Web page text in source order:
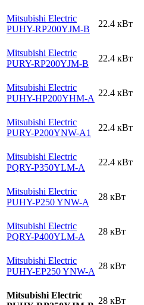
Mitsubishi Electric
PUHY-RP200YJM-B
22.4 кВт
Mitsubishi Electric
PURY-RP200YJM-B
22.4 кВт
Mitsubishi Electric
PUHY-HP200YHM-A
22.4 кВт
Mitsubishi Electric
PURY-P200YNW-A1
22.4 кВт
Mitsubishi Electric
PQRY-P350YLM-A
22.4 кВт
Mitsubishi Electric
PUHY-P250 YNW-A
28 кВт
Mitsubishi Electric
PQRY-P400YLM-A
28 кВт
Mitsubishi Electric
PUHY-EP250 YNW-A
28 кВт
Mitsubishi Electric
28 кВт